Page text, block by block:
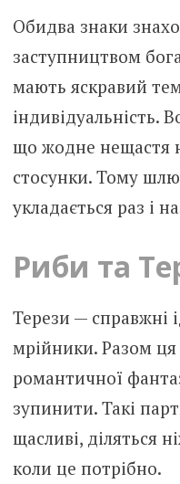
Обидва знаки
заступництвом
мають яскравий
індивідуальність.
що жодне нещастя
стосунки. Тому
укладається раз і
Риби та
Терези — справжні
мрійники. Разом ця
романтичної
зупинити. Такі
щасливі, діляться
коли це потрібно.